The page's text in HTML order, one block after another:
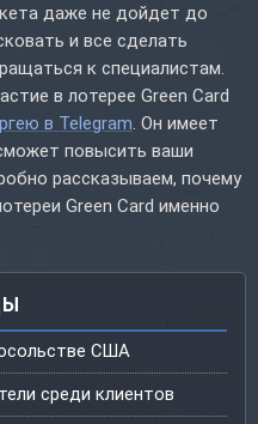
даже не дойдет до
и все сделать
к специалистам.
в лотерее Green Card
в Telegram . Он имеет
повысить ваши
рассказываем, почему
Green Card именно
США
среди клиентов